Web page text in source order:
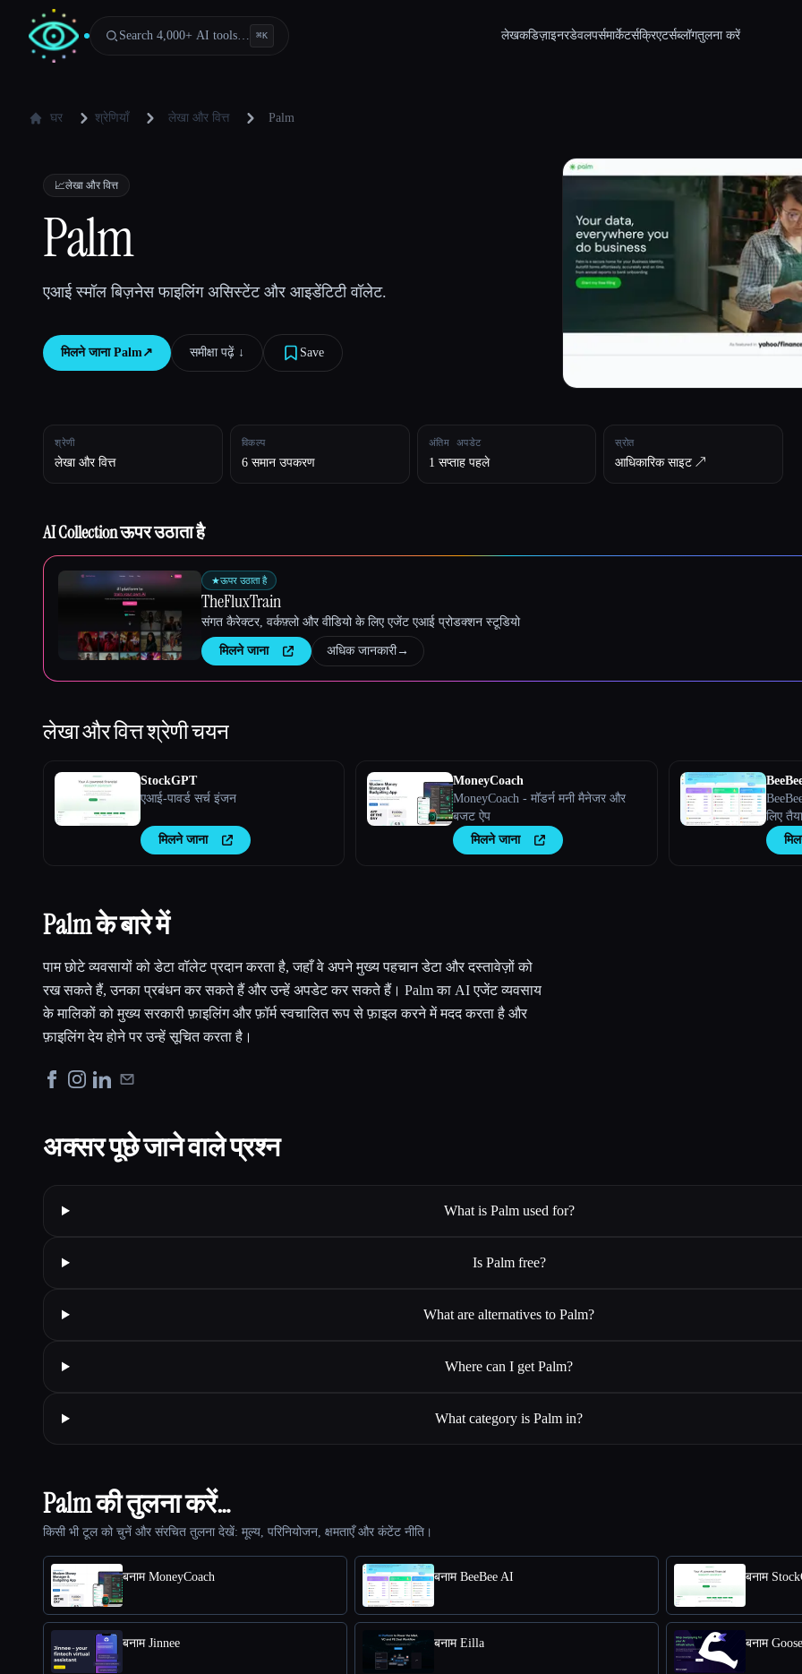
Search 4,000+ AI tools… ⌘K लेखकडिज़ाइनरडेवलपर्समार्केटर्सक्रिएटर्सब्लॉगतुलना करें
घर श्रेणियाँ लेखा और वित्त Palm
📈लेखा और वित्त
Palm
एआई स्मॉल बिज़नेस फाइलिंग असिस्टेंट और आइडेंटिटी वॉलेट.
मिलने जाना Palm↗︎ समीक्षा पढ़ें ↓︎ Save
श्रेणी
लेखा और वित्त
विकल्प
6 समान उपकरण
अंतिम अपडेट
1 सप्ताह पहले
स्रोत
आधिकारिक साइट ↗︎
AI Collection ऊपर उठाता है
★ऊपर उठाता है
TheFluxTrain
संगत कैरेक्टर, वर्कफ़्लो और वीडियो के लिए एजेंट एआई प्रोडक्शन स्टूडियो
मिलने जाना अधिक जानकारी→
लेखा और वित्तश्रेणी चयन
StockGPT
एआई-पावर्ड सर्च इंजन
मिलने जाना
MoneyCoach
MoneyCoach - मॉडर्न मनी मैनेजर और
बजट ऐप
मिलने जाना
लिए
Palm के बारे में
पाम छोटे व्यवसायों को डेटा वॉलेट प्रदान करता है, जहाँ वे अपने मुख्य पहचान डेटा और दस्तावेज़ों को
रख सकते हैं, उनका प्रबंधन कर सकते हैं और उन्हें अपडेट कर सकते हैं। Palm का AI एजेंट व्यवसाय
के मालिकों को मुख्य सरकारी फ़ाइलिंग और फ़ॉर्म स्वचालित रूप से फ़ाइल करने में मदद करता है और
फ़ाइलिंग देय होने पर उन्हें सूचित करता है।
अक्सर पूछे जाने वाले प्रश्न
What is Palm used for?
Is Palm free?
What are alternatives to Palm?
Where can I get Palm?
What category is Palm in?
Palm की तुलना करें…
किसी भी टूल को चुनें और संरचित तुलना देखें: मूल्य, परिनियोजन, क्षमताएँ और कंटेंट नीति।
बनाम MoneyCoach बनाम BeeBee AI बनाम
बनाम Jinnee बनाम Eilla बनाम